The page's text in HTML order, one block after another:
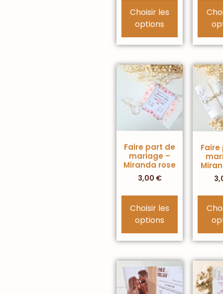
Choisir les
options
Faire part de
mariage –
Miranda rose
3,00 €
Choisir les
options